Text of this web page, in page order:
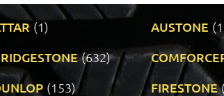
(1) AUSTONE
(632)
(153) FIRESTONE